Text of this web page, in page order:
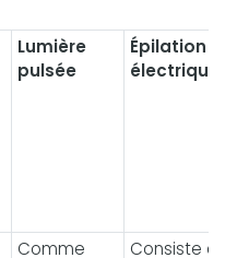
Lumière
pulsée
Épilation
électrique
Comme
Consiste à